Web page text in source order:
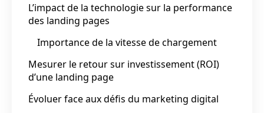
L’impact de la technologie sur la performance
des landing pages
Importance de la vitesse de chargement
Mesurer le retour sur investissement (ROI)
d’une landing page
Évoluer face aux défis du marketing digital